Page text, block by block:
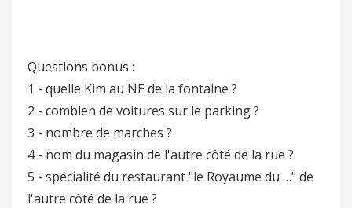
Questions bonus :
1 - quelle Kim au NE de la fontaine ?
2 - combien de voitures sur le parking ?
3 - nombre de marches ?
4 - nom du magasin de l'autre côté de la rue ?
5 - spécialité du restaurant "le Royaume du …" de
l'autre côté de la rue ?